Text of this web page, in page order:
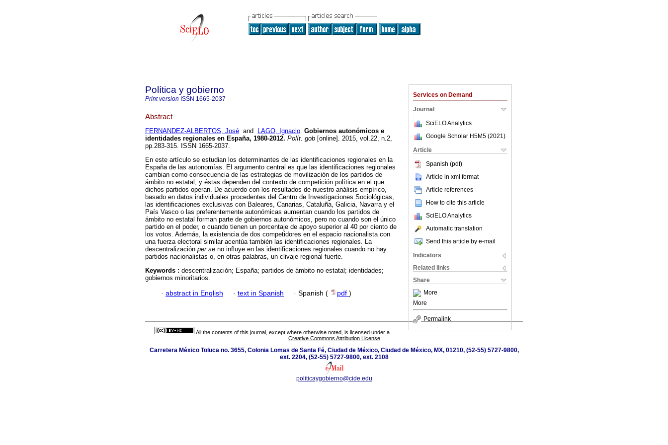
Services on Demand
Journal
SciELO Analytics
Google Scholar H5M5 (2021 )
Article
Spanish (pdf)
Article in xml format
Article references
How to cite this article
SciELO Analytics
Automatic translation
Send this article by e-mail
Indicators
Related links
Share
More
More
Permalink
Política y gobierno
Print version ISSN 1665-2037
Abstract
FERNANDEZ-ALBERTOS, José and LAGO, Ignacio. Gobiernos autonómicos e
identidades regionales en España, 1980-2012. Polít. gob [online]. 2015, vol.22, n.2,
pp.283-315. ISSN 1665-2037.
En este artículo se estudian los determinantes de las identificaciones regionales en la
España de las autonomías. El argumento central es que las identificaciones regionales
cambian como consecuencia de las estrategias de movilización de los partidos de
ámbito no estatal, y éstas dependen del contexto de competición política en el que
dichos partidos operan. De acuerdo con los resultados de nuestro análisis empírico,
basado en datos individuales procedentes del Centro de Investigaciones Sociológicas,
las identificaciones exclusivas con Baleares, Canarias, Cataluña, Galicia, Navarra y el
País Vasco o las preferentemente autonómicas aumentan cuando los partidos de
ámbito no estatal forman parte de gobiernos autonómicos, pero no cuando son el único
partido en el poder, o cuando tienen un porcentaje de apoyo superior al 40 por ciento de
los votos. Además, la existencia de dos competidores en el espacio nacionalista con
una fuerza electoral similar acentúa también las identificaciones regionales. La
descentralización per se no influye en las identificaciones regionales cuando no hay
partidos nacionalistas o, en otras palabras, un clivaje regional fuerte.
Keywords : descentralización; España; partidos de ámbito no estatal; identidades;
gobiernos minoritarios.
· abstract in English · text in Spanish · Spanish ( pdf )
All the contents of this journal, except where otherwise noted, is licensed under a
Creative Commons Attribution License
Carretera México Toluca no. 3655, Colonia Lomas de Santa Fé, Ciudad de México, Ciudad de México, MX, 01210, (52-55) 5727-9800,
ext. 2204, (52-55) 5727-9800, ext. 2108
politicaygobierno@cide.edu